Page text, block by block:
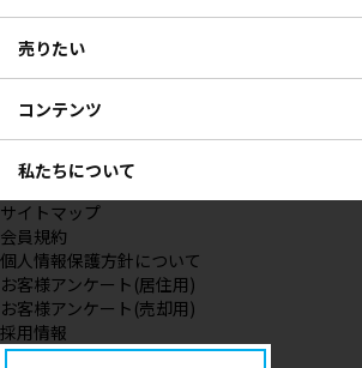
売りたい
コンテンツ
私たちについて
サイトマップ
会員規約
個人情報保護方針について
お客様アンケート(居住用)
お客様アンケート(売却用)
採用情報